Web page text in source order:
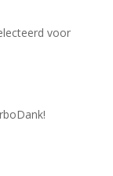
voor